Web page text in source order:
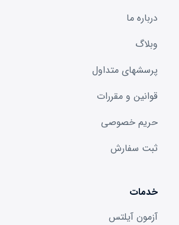
درباره ما
وبلاگ
پرسشهای متداول
قوانین و مقررات
حریم خصوصی
ثبت سفارش
خدمات
آزمون آیلتس